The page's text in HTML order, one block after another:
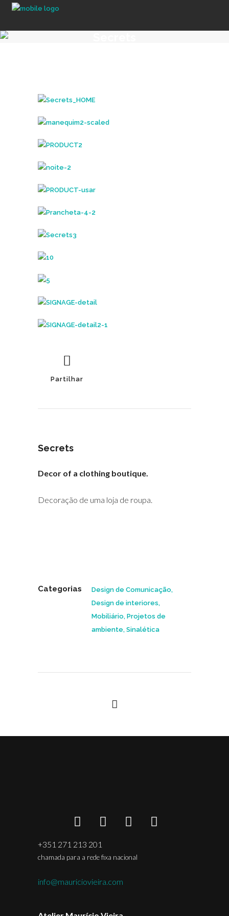
Partilhar
Secrets
Decor of a clothing boutique.
Decoração de uma loja de roupa.
Categorias
Design de Comunicação,
Design de interiores,
Mobiliário, Projetos de
ambiente, Sinalética
+351 271 213 201
chamada para a rede fixa nacional
info@mauriciovieira.com